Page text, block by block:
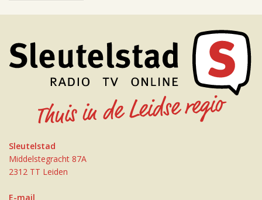
Sleutelstad
Middelstegracht 87A
2312 TT Leiden
E-mail